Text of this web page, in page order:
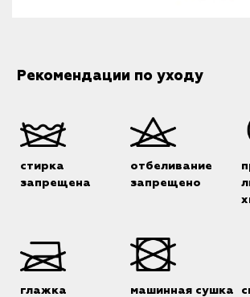
Рекомендации по уходу
стирка
запрещена
отбеливание
запрещено
глажка
машинная сушка